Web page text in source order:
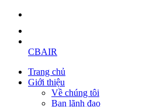
CBAIR
Trang chủ
Giới thiệu
Về chúng tôi
Ban lãnh đạo